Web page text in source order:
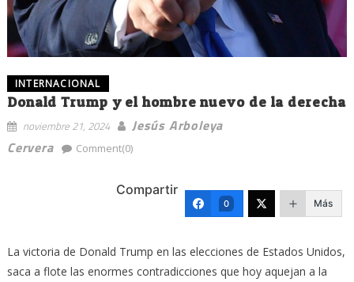
INTERNACIONAL
Donald Trump y el hombre nuevo de la derecha
noviembre 21, 2024
Jesús Arboleya
Cervera
Comment(0)
Compartir
0 Más
La victoria de Donald Trump en las elecciones de Estados Unidos,
saca a flote las enormes contradicciones que hoy aquejan a la